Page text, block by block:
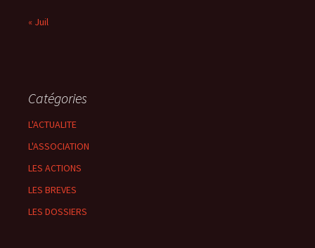
« Juil
Catégories
L'ACTUALITE
L'ASSOCIATION
LES ACTIONS
LES BREVES
LES DOSSIERS